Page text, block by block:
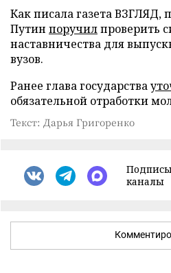
Как писала газета ВЗГЛЯД,
Путин поручилпроверить
наставничества для
вузов.
Ранее глава государства
обязательной отработки
Текст: Дарья Григоренко
каналы